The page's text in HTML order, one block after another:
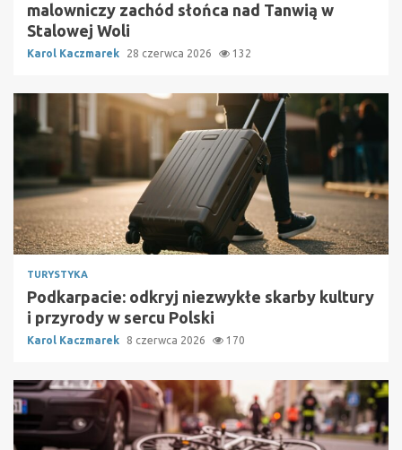
malowniczy zachód słońca nad Tanwią w
Stalowej Woli
Karol Kaczmarek 28 czerwca 2026 132
TURYSTYKA
Podkarpacie: odkryj niezwykłe skarby kultury
i przyrody w sercu Polski
Karol Kaczmarek 8 czerwca 2026 170